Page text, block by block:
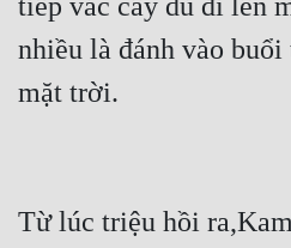
Võ Hiệp
Võng Du
Xuyên Sách
tiếp vác cây dù đi lên
nhiều là đánh vào
mặt trời.
Từ lúc triệu hồi